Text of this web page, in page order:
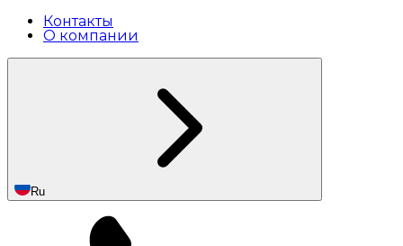
Контакты
О компании
Ru